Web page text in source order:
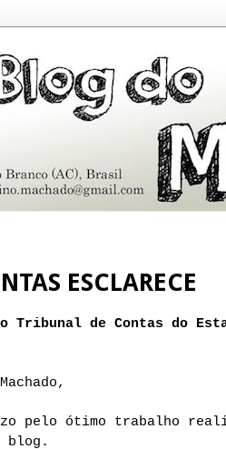
ESCLARECE
Tribunal de Contas do
pelo ótimo trabalho
blog.